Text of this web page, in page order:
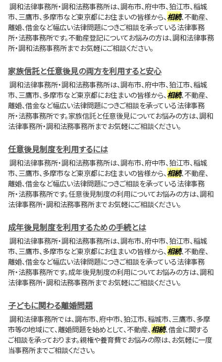
調和法律事務所・調和法務事務所は、調布市、府中市、狛江市、稲城
市、三鷹市、多摩市など東京都にお住まいの皆様から、相続、不動産、
離婚、借金など幅広い法律問題につきご相談を承っている法律事務
所・法務事務所です。不動産登記についてお悩みの方は、調和法律事務
所・調和法務事務所までお気軽にご相談ください。
家族信託と任意後見の両方を利用すると安心
調和法律事務所・調和法務事務所は、調布市、府中市、狛江市、稲城
市、三鷹市、多摩市など東京都にお住まいの皆様から、相続、不動産、
離婚、借金など幅広い法律問題につきご相談を承っている法律事務
所・法務事務所です。家族信託と任意後見についてお悩みの方は、調和
法律事務所・調和法務事務所までお気軽にご相談ください。
任意後見制度を利用するには
調和法律事務所・調和法務事務所は、調布市、府中市、狛江市、稲城
市、三鷹市、多摩市など東京都にお住まいの皆様から、相続、不動産、
離婚、借金など幅広い法律問題につきご相談を承っている法律事務
所・法務事務所です。任意後見制度の利用についてお悩みの方は、調和
法律事務所・調和法務事務所までお気軽にご相談ください。
成年後見制度を利用するための手続とは
調和法律事務所・調和法務事務所は、調布市、府中市、狛江市、稲城
市、三鷹市、多摩市など東京都にお住まいの皆様から、相続、不動産、
離婚、借金など幅広い法律問題につきご相談を承っている法律事務
所・法務事務所です。成年後見制度の利用についてお悩みの方は、調和
法律事務所・調和法務事務所までお気軽にご相談ください。
子どもに関わる離婚問題
調和法律事務所では、調布市、府中市、狛江市、稲城市、三鷹市、多摩
市等の地域にて、離婚問題を始めとして、不動産、相続、借金に関する
ご相談を承っております。親権や養育費でお悩みの際は、お気軽に一度
当事務所までご相談ください。